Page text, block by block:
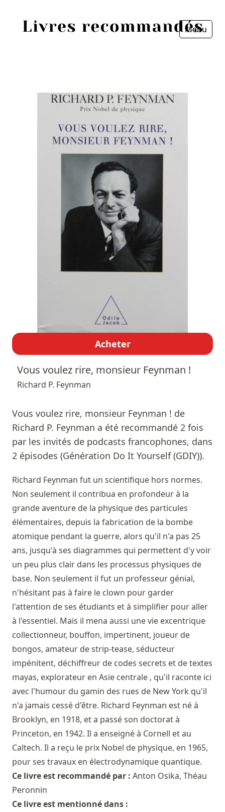
Menu
Acheter
Vous voulez rire, monsieur Feynman !
Richard P. Feynman
Vous voulez rire, monsieur Feynman ! de
Richard P. Feynman a été recommandé 2 fois
par les invités de podcasts francophones, dans
2 épisodes (Génération Do It Yourself (GDIY)).
Richard Feynman fut un scientifique hors normes.
Non seulement il contribua en profondeur à la
grande aventure de la physique des particules
élémentaires, depuis la fabrication de la bombe
atomique pendant la guerre, alors qu'il n'a pas 25
ans, jusqu'à ses diagrammes qui permettent d'y voir
un peu plus clair dans les processus physiques de
base. Non seulement il fut un professeur génial,
n'hésitant pas à faire le clown pour garder
l'attention de ses étudiants et à simplifier pour aller
à l'essentiel. Mais il mena aussi une vie excentrique
collectionneur, bouffon, impertinent, joueur de
bongos, amateur de strip-tease, séducteur
impénitent, déchiffreur de codes secrets et de textes
mayas, explorateur en Asie centrale , qu'il raconte ici
avec l'humour du gamin des rues de New York qu'il
n'a jamais cessé d'être. Richard Feynman est né à
Brooklyn, en 1918, et a passé son doctorat à
Princeton, en 1942. Il a enseigné à Cornell et au
Caltech. Il a reçu le prix Nobel de physique, en 1965,
pour ses travaux en électrodynamique quantique.
Ce livre est recommandé par : Anton Osika, Théau
Peronnin
Ce livre est mentionné dans :
Personnes
Livres les plus recommandés
Prix littéraires
Fermer